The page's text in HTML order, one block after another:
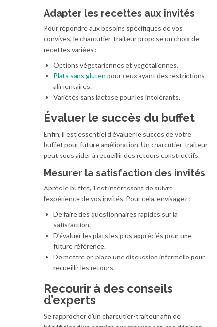
Adapter les recettes aux invités
Pour répondre aux besoins spécifiques de vos
convives, le charcutier-traiteur propose un choix de
recettes variées :
Options végétariennes et végétaliennes.
Plats sans gluten pour ceux ayant des restrictions
alimentaires.
Variétés sans lactose pour les intolérants.
Évaluer le succès du buffet
Enfin, il est essentiel d’évaluer le succès de votre
buffet pour future amélioration. Un charcutier-traiteur
peut vous aider à recueillir des retours constructifs.
Mesurer la satisfaction des invités
Après le buffet, il est intéressant de suivre
l’expérience de vos invités. Pour cela, envisagez :
De faire des questionnaires rapides sur la
satisfaction.
D’évaluer les plats les plus appréciés pour une
future référence.
De mettre en place une discussion informelle pour
recueillir les retours.
Recourir à des conseils
d’experts
Se rapprocher d’un charcutier-traiteur afin de